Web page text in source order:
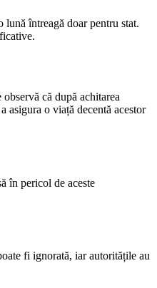
întreagă doar pentru stat.
că după achitarea
o viață decentă acestor
în pericol de aceste
fi ignorată, iar autoritățile au